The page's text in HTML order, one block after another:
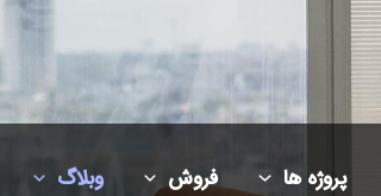
پروژه ها فروش وبلاگ